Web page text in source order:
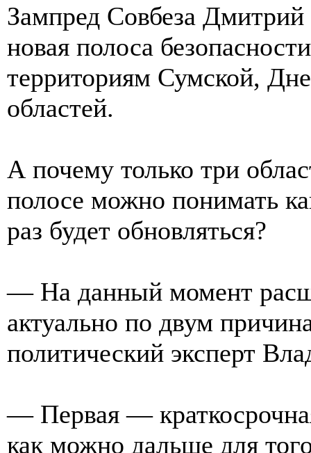
Зампред Совбеза
новая полоса
территориям Сумской,
областей.
А почему только три
полосе можно понимать
раз будет обновляться?
— На данный момент
актуально по двум
политический эксперт
— Первая —
как можно дальше для